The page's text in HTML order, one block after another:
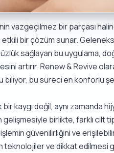
vazgeçilmez bir parçası
bir çözüm sunar.
sağlayan bu uygulama,
artırır. Renew & Revive
biliyor, bu süreci en konforlu
kaygı değil, aynı zamanda
gelişmesiyle birlikte, farklı cilt
güvenilirliğini ve
teknolojiler ve dikkat edilmesi